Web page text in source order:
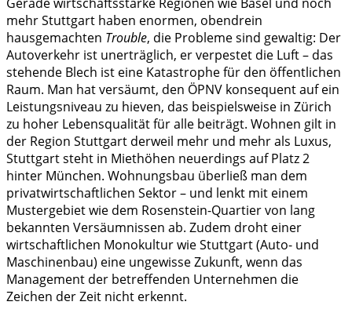
mehr Stuttgart haben enormen, obendrein
hausgemachten Trouble, die Probleme sind gewaltig: Der
Autoverkehr ist unerträglich, er verpestet die Luft – das
stehende Blech ist eine Katastrophe für den öffentlichen
Raum. Man hat versäumt, den ÖPNV konsequent auf ein
Leistungsniveau zu hieven, das beispielsweise in Zürich
zu hoher Lebensqualität für alle beiträgt. Wohnen gilt in
der Region Stuttgart derweil mehr und mehr als Luxus,
Stuttgart steht in Miethöhen neuerdings auf Platz 2
hinter München. Wohnungsbau überließ man dem
privatwirtschaftlichen Sektor – und lenkt mit einem
Mustergebiet wie dem Rosenstein-Quartier von lang
bekannten Versäumnissen ab. Zudem droht einer
wirtschaftlichen Monokultur wie Stuttgart (Auto- und
Maschinenbau) eine ungewisse Zukunft, wenn das
Management der betreffenden Unternehmen die
Zeichen der Zeit nicht erkennt.